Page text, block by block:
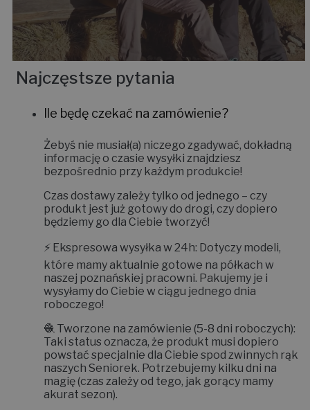
Najczęstsze pytania
Ile będę czekać na zamówienie?
Żebyś nie musiał(a) niczego zgadywać, dokładną
informację o czasie wysyłki znajdziesz
bezpośrednio przy każdym produkcie!
Czas dostawy zależy tylko od jednego – czy
produkt jest już gotowy do drogi, czy dopiero
będziemy go dla Ciebie tworzyć!
⚡ Ekspresowa wysyłka w 24h: Dotyczy modeli,
które mamy aktualnie gotowe na półkach w
naszej poznańskiej pracowni. Pakujemy je i
wysyłamy do Ciebie w ciągu jednego dnia
roboczego!
🧶 Tworzone na zamówienie (5-8 dni roboczych):
Taki status oznacza, że produkt musi dopiero
powstać specjalnie dla Ciebie spod zwinnych rąk
naszych Seniorek. Potrzebujemy kilku dni na
magię (czas zależy od tego, jak gorący mamy
akurat sezon).